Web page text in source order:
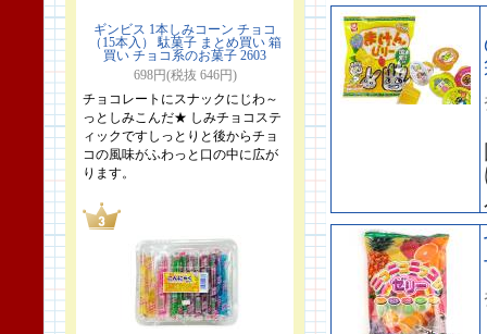
ギンビス 1本しみコーン チョコ
（15本入） 駄菓子 まとめ買い 箱
買い チョコ系のお菓子 2603
698円(税抜 646円)
チョコレートにスナックにじわ～
っとしみこんだ★ しみチョコステ
ィックですしっとりと後からチョ
コの風味がふわっと口の中に広が
ります。